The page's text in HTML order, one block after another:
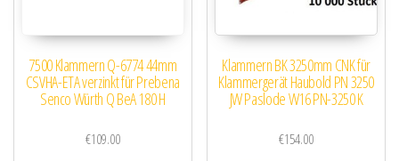
7500 Klammern Q-6774 44mm
CSVHA-ETA verzinkt für Prebena
Senco Würth Q BeA 180 H
€109.00
Klammern BK 3250mm CNK für
Klammergerät Haubold PN 3250
JW Paslode W16 PN-3250 K
€154.00